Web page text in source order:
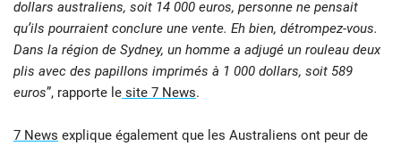
dollars australiens, soit 14 000 euros, personne ne pensait
qu’ils pourraient conclure une vente. Eh bien, détrompez-vous.
Dans la région de Sydney, un homme a adjugé un rouleau deux
plis avec des papillons imprimés à 1 000 dollars, soit 589
euros”, rapporte le site 7 News.
7 News explique également que les Australiens ont peur de